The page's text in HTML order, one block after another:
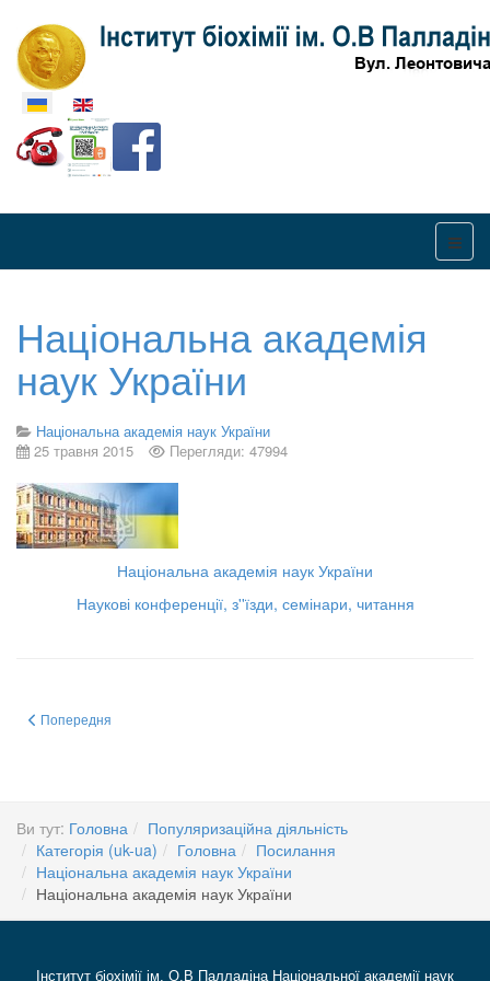
Оберіть свою мову
Національна академія
наук України
Національна академія наук України
25 травня 2015
Перегляди: 47994
Національна академія наук України
Наукові конференції, з''їзди, семінари, читання
Попередня стаття: Наукова спільнота України понесла тяжку втрату – 1
Попередня
Ви тут: Головна
Популяризаційна діяльність
Категорія (uk-ua)
Головна
Посилання
Національна академія наук України
Національна академія наук України
Інститут біохімії ім. О.В Палладіна Національної академії наук